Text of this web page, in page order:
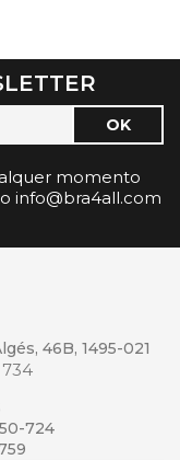
momento
info@bra4all.com
46B, 1495-021
724